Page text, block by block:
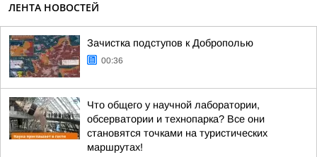
ЛЕНТА НОВОСТЕЙ
Зачистка подступов к Доброполью
00:36
Что общего у научной лаборатории,
обсерватории и технопарка? Все они
становятся точками на туристических
маршрутах!